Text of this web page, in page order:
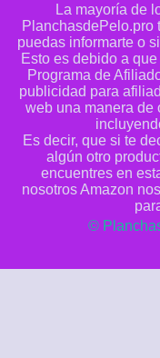
La mayoría de
PlanchasdePelo.pro
puedas informarte o
Esto es debido a
Programa de
publicidad para
web una manera de
Es decir, que si te
algún otro
encuentres en
nosotros Amazon
©